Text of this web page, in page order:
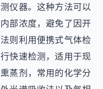
仪器。这种方法可以
部浓度，避免了因开
则利用便携式气体检
快速检测，适用于现
蒸剂，常用的化学分